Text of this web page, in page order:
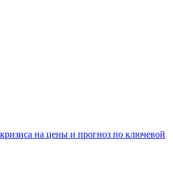
на цены и прогноз по ключевой